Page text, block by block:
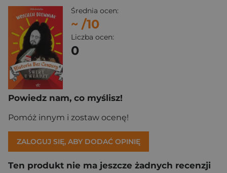
Średnia ocen:
~ /10
Liczba ocen:
0
Powiedz nam, co myślisz!
Pomóż innym i zostaw ocenę!
ZALOGUJ SIĘ, ABY DODAĆ OPINIĘ
Ten produkt nie ma jeszcze żadnych recenzji